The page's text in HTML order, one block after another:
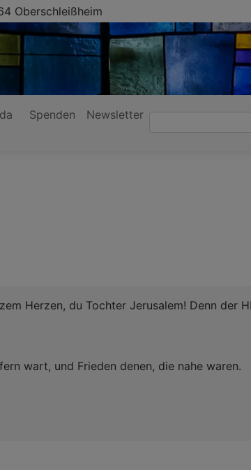
Oberschleißheim
Spenden NewsletterSuche
Herzen, du Tochter Jerusalem! Denn der
wart, und Frieden denen, die nahe waren.